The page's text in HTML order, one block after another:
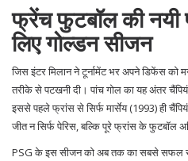
फ्रेंच फुटबॉल की
लिए गोल्डन सीजन
जिस इंटर मिलान ने टूर्नामेंट भर अपने डिफेंस को
तरीके से पटखनी दी। पांच गोल का यह अंतर
इससे पहले फ्रांस से सिर्फ मार्सेय (1993) ही
जीत न सिर्फ पेरिस, बल्कि पूरे फ्रांस के फुटबॉल
PSG के इस सीजन को अब तक का सबसे सफल